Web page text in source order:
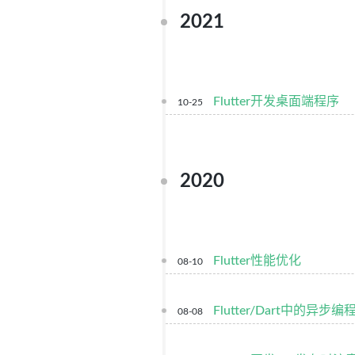
2021
10-25 Flutter开发桌面端程序
2020
08-10 Flutter性能优化
08-08 Flutter/Dart中的异步编